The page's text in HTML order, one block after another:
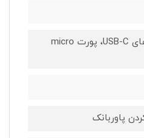
دستگاه‌های دارای رابط‌های USB-C، پورت micro
پاوربانک